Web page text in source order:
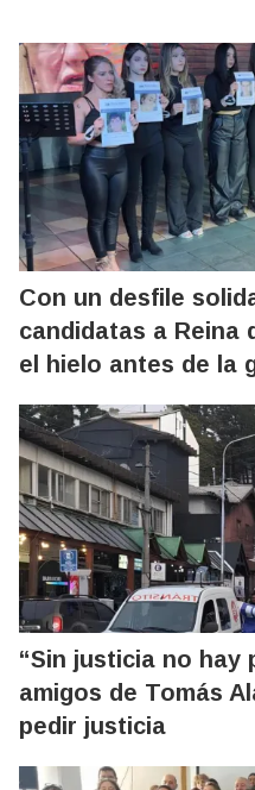
Con un desfile
candidatas a Reina
el hielo antes de la
“Sin justicia no hay
amigos de Tomás
pedir justicia